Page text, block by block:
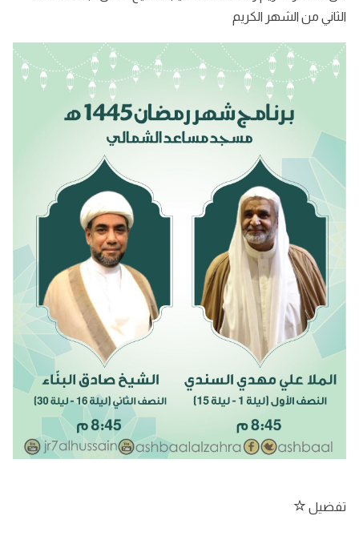
الثاني من الشهر الكريم
تفضيل